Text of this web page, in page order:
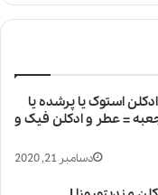
استوک یا پرشده یا
= عطر و ادکلن فیک و
دسامبر 21, 2020